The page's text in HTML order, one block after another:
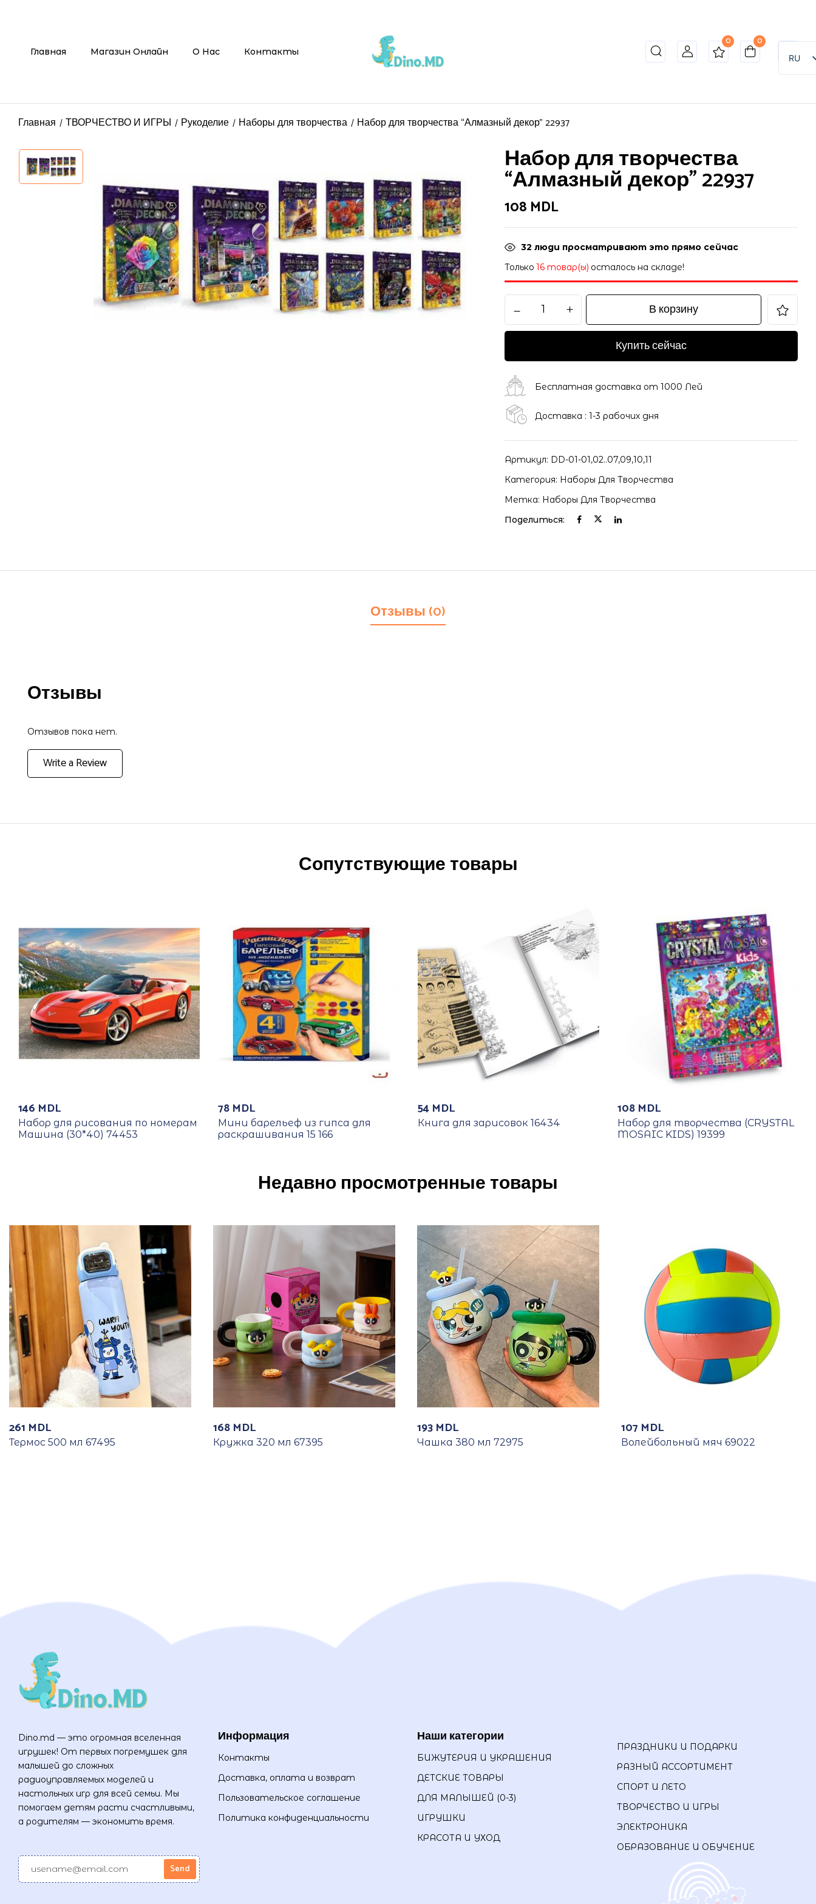
Главная Магазин Онлайн О Нас Контакты
0 0
RU
Главная ТВОРЧЕСТВО И ИГРЫ Рукоделие Наборы для творчества Набор для творчества “Алмазный декор” 22937
Набор для творчества
“Алмазный декор” 22937
108 MDL
32 люди просматривают это прямо сейчас
Только 16 товар(ы) осталось на складе!
В корзину
Купить сейчас
Бесплатная доставка от 1000 Лей
Доставка : 1-3 рабочих дня
Артикул: DD-01-01,02..07,09,10,11
Категория: Наборы Для Творчества
Метка: Наборы Для Творчества
Поделиться:
Отзывы (0)
Отзывы
Отзывов пока нет.
Write a Review
Be the first to review “Набор для творчества “Алмазный
Сохранить моё имя, email и адрес сайта в этом браузере для последующих
Сопутствующие товары
146 MDL
Набор для рисования по номерам
Машина (30*40) 74453
78 MDL
Мини барельеф из гипса для
раскрашивания 15 166
54 MDL
Книга для зарисовок 16434
108 MDL
Набор для творчества (CRYSTAL
MOSAIC KIDS) 19399
Недавно просмотренные товары
261 MDL
Термос 500 мл 67495
168 MDL
Кружка 320 мл 67395
193 MDL
Чашка 380 мл 72975
107 MDL
Волейбольный мяч 69022
Dino.md — это огромная вселенная
игрушек! От первых погремушек для
малышей до сложных
радиоуправляемых моделей и
настольных игр для всей семьи. Мы
помогаем детям расти счастливыми,
а родителям — экономить время.
Информация
Контакты
Доставка, оплата и возврат
Пользовательское соглашение
Политика конфиденциальности
Наши категории
БИЖУТЕРИЯ И УКРАШЕНИЯ
ДЕТСКИЕ ТОВАРЫ
ДЛЯ МАЛЫШЕЙ (0-3)
ИГРУШКИ
КРАСОТА И УХОД
ПРАЗДНИКИ И ПОДАРКИ
РАЗНЫЙ АССОРТИМЕНТ
СПОРТ И ЛЕТО
ТВОРЧЕСТВО И ИГРЫ
ЭЛЕКТРОНИКА
ОБРАЗОВАНИЕ И ОБУЧЕНИЕ